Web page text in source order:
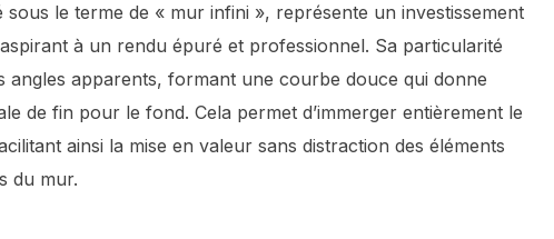
le terme de « mur infini », représente un investissement
à un rendu épuré et professionnel. Sa particularité
angles apparents, formant une courbe douce qui donne
de fin pour le fond. Cela permet d’immerger entièrement le
ainsi la mise en valeur sans distraction des éléments
du mur.